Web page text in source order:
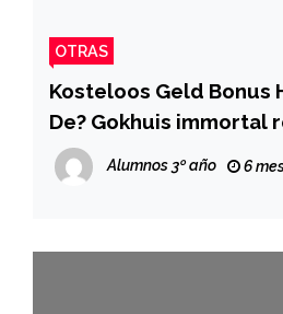
OTRAS
Kosteloos Geld Bonus
De? Gokhuis immortal
slotvrije spins
poen
Alumnos 3º año 6